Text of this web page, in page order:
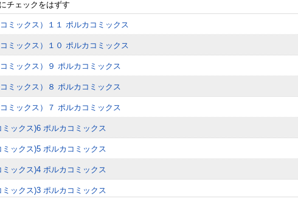
チェックをはずす
ミックス）１１ ポルカコミックス
ミックス）１０ ポルカコミックス
ミックス）９ ポルカコミックス
ミックス）８ ポルカコミックス
ミックス）７ ポルカコミックス
ックス)6 ポルカコミックス
ックス)5 ポルカコミックス
ックス)4 ポルカコミックス
ックス)3 ポルカコミックス